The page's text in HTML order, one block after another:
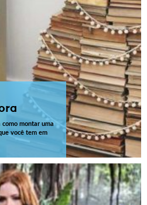
montar uma
você tem em